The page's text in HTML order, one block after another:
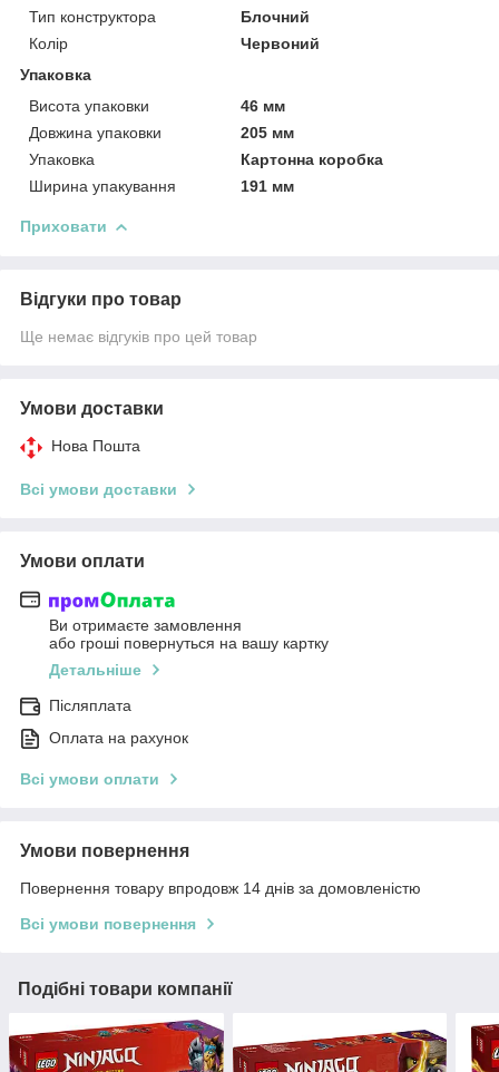
Тип конструктора
Блочний
Колір
Червоний
Упаковка
Висота упаковки
46 мм
Довжина упаковки
205 мм
Упаковка
Картонна коробка
Ширина упакування
191 мм
Приховати
Відгуки про товар
Ще немає відгуків про цей товар
Умови доставки
Нова Пошта
Всі умови доставки
Умови оплати
Ви отримаєте замовлення
або гроші повернуться на вашу картку
Детальніше
Післяплата
Оплата на рахунок
Всі умови оплати
Умови повернення
Повернення товару впродовж 14 днів за домовленістю
Всі умови повернення
Подібні товари компанії